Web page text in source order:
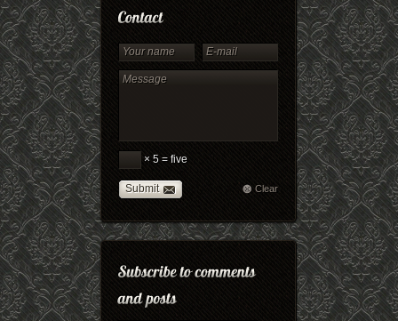
× 5 = five
Submit Clear